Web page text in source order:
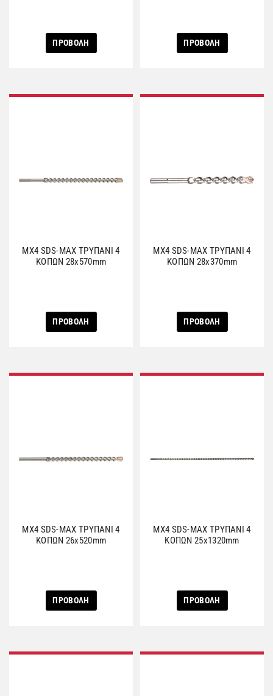
ΠΡΟΒΟΛΗ ΠΡΟΒΟΛΗ
MX4 SDS-MAX ΤΡΥΠΑΝΙ 4
ΚΟΠΩΝ 28x570mm
ΠΡΟΒΟΛΗ
MX4 SDS-MAX ΤΡΥΠΑΝΙ 4
ΚΟΠΩΝ 28x370mm
ΠΡΟΒΟΛΗ
MX4 SDS-MAX ΤΡΥΠΑΝΙ 4
ΚΟΠΩΝ 26x520mm
ΠΡΟΒΟΛΗ
MX4 SDS-MAX ΤΡΥΠΑΝΙ 4
ΚΟΠΩΝ 25x1320mm
ΠΡΟΒΟΛΗ